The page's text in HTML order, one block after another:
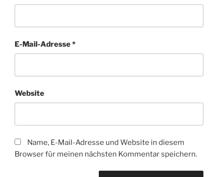
E-Mail-Adresse*
Website
Name, E-Mail-Adresse und Website in diesem
Browser für meinen nächsten Kommentar speichern.